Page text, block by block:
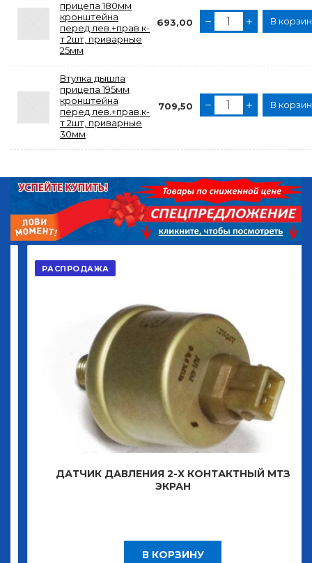
прицепа 180мм
кронштейна
перед.лев.+прав.к-
т 2шт, приварные
25мм
693,00 В
Втулка дышла
прицепа 195мм
кронштейна
перед.лев.+прав.к-
т 2шт, приварные
30мм
709,50 В
РАСПРОДАЖА
ДАТЧИК ДАВЛЕНИЯ 2-Х КОНТАКТНЫЙ МТЗ
ЭКРАН
В КОРЗИНУ